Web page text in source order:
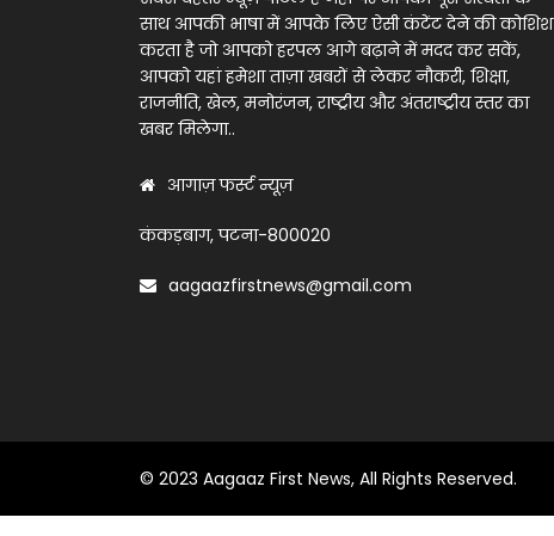
साथ आपकी भाषा में आपके लिए ऐसी कंटेंट देने की कोशिश
करता है जो आपको हरपल आगे बढ़ाने में मदद कर सकें,
आपको यहां हमेशा ताज़ा खबरों से लेकर नौकरी, शिक्षा,
राजनीति, खेल, मनोरंजन, राष्ट्रीय और अंतराष्ट्रीय स्तर का
खबर मिलेगा..
आगाज़ फर्स्ट न्यूज़
कंकड़बाग, पटना-800020
aagaazfirstnews@gmail.com
© 2023 Aagaaz First News, All Rights Reserved.